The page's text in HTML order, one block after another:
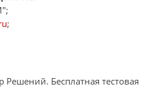
;
Решений. Бесплатная тестовая